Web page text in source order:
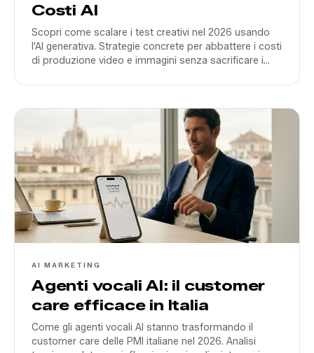
Costi AI
Scopri come scalare i test creativi nel 2026 usando
l'AI generativa. Strategie concrete per abbattere i costi
di produzione video e immagini senza sacrificare i
AI MARKETING
Agenti vocali AI: il customer
care efficace in Italia
Come gli agenti vocali AI stanno trasformando il
customer care delle PMI italiane nel 2026. Analisi